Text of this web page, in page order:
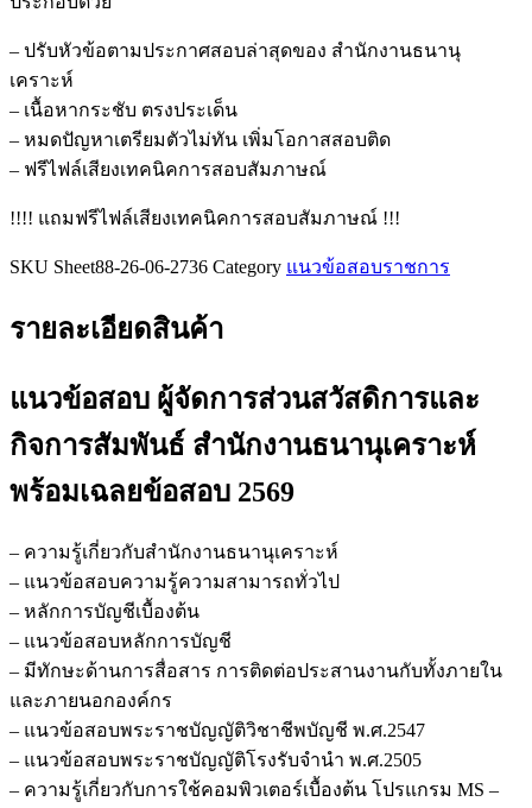
ส่วน
สวัสดิการ
และ
กิจการ
สัมพันธ์
สำนัก
ธนา
– ปรับหัวข้อตามประกาศสอบล่าสุดของ สำนักงานธนานุ
เคราะห์
– เนื้อหากระชับ ตรงประเด็น
– หมดปัญหาเตรียมตัวไม่ทัน เพิ่มโอกาสสอบติด
– ฟรีไฟล์เสียงเทคนิคการสอบสัมภาษณ์
!!!! แถมฟรีไฟล์เสียงเทคนิคการสอบสัมภาษณ์ !!!
SKU Sheet88-26-06-2736 Category แนวข้อสอบราชการ
รายละเอียดสินค้า
แนวข้อสอบ ผู้จัดการส่วนสวัสดิการและ
กิจการสัมพันธ์ สำนักงานธนานุเคราะห์
พร้อมเฉลยข้อสอบ 2569
– ความรู้เกี่ยวกับสำนักงานธนานุเคราะห์
– แนวข้อสอบความรู้ความสามารถทั่วไป
– หลักการบัญชีเบื้องต้น
– แนวข้อสอบหลักการบัญชี
– มีทักษะด้านการสื่อสาร การติดต่อประสานงานกับทั้งภายใน
และภายนอกองค์กร
– แนวข้อสอบพระราชบัญญัติวิชาชีพบัญชี พ.ศ.2547
– แนวข้อสอบพระราชบัญญัติโรงรับจำนำ พ.ศ.2505
– ความรู้เกี่ยวกับการใช้คอมพิวเตอร์เบื้องต้น โปรแกรม MS –